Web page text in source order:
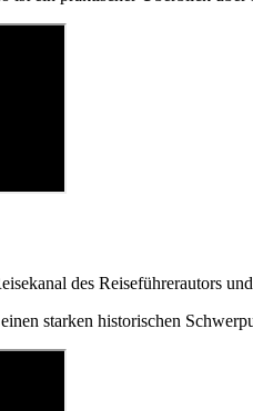
des Reiseführerautors
starken historischen